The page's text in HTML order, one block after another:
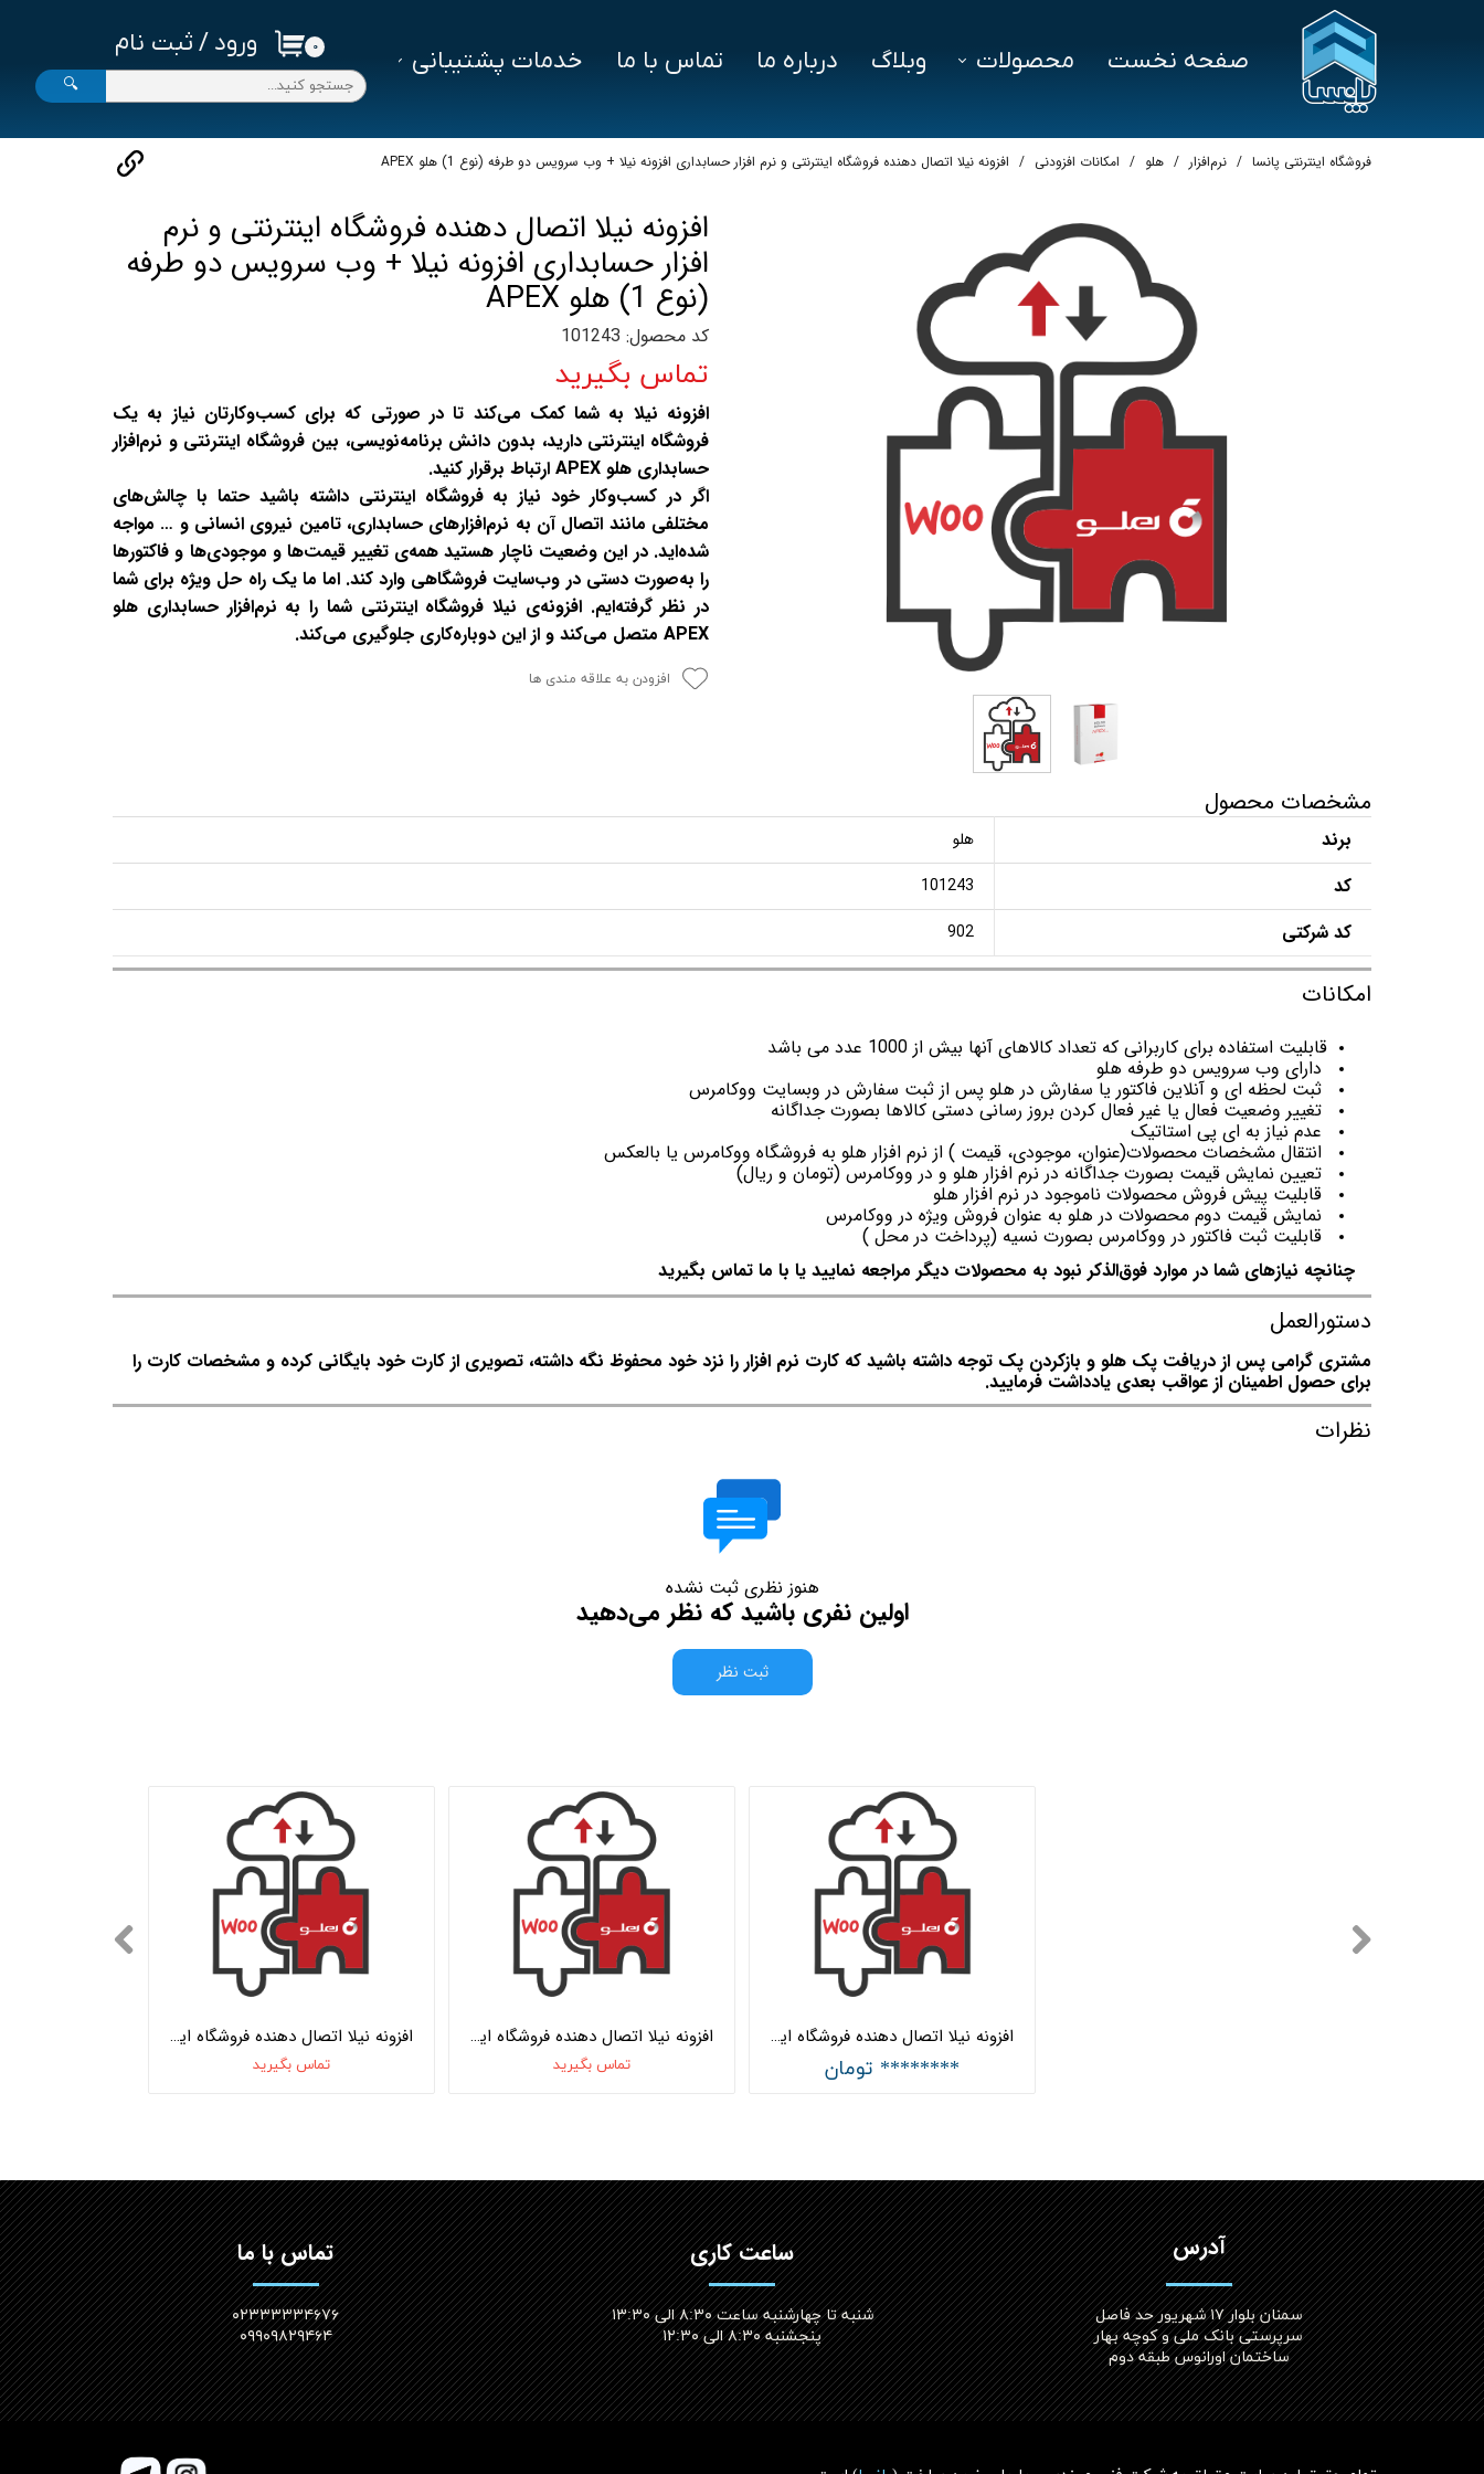
ورود / ثبت نام ۰
🔍
صفحه نخست
محصولات
علم و صنعت
بایامکس
تکین
هلو
پرشین ویژن
اسپاد
وبلاگ درباره ما تماس با ما
خدمات پشتیبانی
فروشگاه اینترنتی پانسا نرم‌افزار هلو امکانات افزودنی افزونه نیلا اتصال دهنده فروشگاه اینترنتی و نرم افزار حسابداری افزونه نیلا + وب سرویس دو طرفه (نوع 1) هلو APEX
افزونه نیلا اتصال دهنده فروشگاه اینترنتی و نرم
افزار حسابداری افزونه نیلا + وب سرویس دو طرفه
(نوع 1) هلو APEX
کد محصول: 101243
تماس بگیرید
افزونه نیلا به شما کمک می‌کند تا در صورتی که برای کسب‌وکارتان نیاز به یک
فروشگاه اینترنتی دارید، بدون دانش برنامه‌نویسی، بین فروشگاه اینترنتی و نرم‌افزار
حسابداری هلو APEX ارتباط برقرار کنید.
اگر در کسب‌وکار خود نیاز به فروشگاه اینترنتی داشته باشید حتما با چالش‌های
مختلفی مانند اتصال آن به نرم‌افزارهای حسابداری، تامین نیروی انسانی و … مواجه
شده‌اید. در این وضعیت ناچار هستید همه‌‌ی تغییر قیمت‌ها و موجودی‌ها و فاکتورها
را به‌صورت دستی در وب‌سایت فروشگاهی وارد کند. اما ما یک راه حل ویژه برای شما
در نظر گرفته‌ایم. افزونه‌ی نیلا فروشگاه اینترنتی شما را به نرم‌افزار حسابداری هلو
APEX متصل می‌کند و از این دوباره‌کاری جلوگیری می‌کند.
افزودن به علاقه مندی ها
مشخصات محصول
برند هلو
کد 101243
کد شرکتی 902
امکانات
قابلیت استفاده برای کاربرانی که تعداد کالاهای آنها بیش از 1000 عدد می باشد
دارای وب سرویس دو طرفه هلو
ثبت لحظه ای و آنلاین فاکتور یا سفارش در هلو پس از ثبت سفارش در وبسایت ووکامرس
تغییر وضعیت فعال یا غیر فعال کردن بروز رسانی دستی کالاها بصورت جداگانه
عدم نیاز به ای پی استاتیک
انتقال مشخصات محصولات(عنوان، موجودی، قیمت ) از نرم افزار هلو به فروشگاه ووکامرس یا بالعکس
تعیین نمایش قیمت بصورت جداگانه در نرم افزار هلو و در ووکامرس (تومان و ریال)
قابلیت پیش فروش محصولات ناموجود در نرم افزار هلو
نمایش قیمت دوم محصولات در هلو به عنوان فروش ویژه در ووکامرس
قابلیت ثبت فاکتور در ووکامرس بصورت نسیه (پرداخت در محل )
چنانچه نیازهای شما در موارد فوق‌الذکر نبود به محصولات دیگر مراجعه نمایید یا با ما تماس بگیرید
دستورالعمل
مشتری گرامی پس از دریافت پک هلو و بازکردن پک توجه داشته باشید که کارت نرم افزار را نزد خود محفوظ نگه داشته، تصویری از کارت خود بایگانی کرده و مشخصات کارت را
برای حصول اطمینان از عواقب بعدی یادداشت فرمایید.
نظرات
هنوز نظری ثبت نشده
اولین نفری باشید که نظر می‌دهید
ثبت نظر
افزونه نیلا اتصال دهنده فروشگاه اینترنتی و نرم افزار حسابداری افزونه نیلا + وب سرویس دو طرفه (نوع 2) هلو APEX
تماس بگیرید
افزونه نیلا اتصال دهنده فروشگاه اینترنتی و نرم افزار حسابداری افزونه نیلا + وب سرویس دو طرفه + ویژگی سطح بندی (نوع 1) هلو APEX
تماس بگیرید
افزونه نیلا اتصال دهنده فروشگاه اینترنتی و نرم افزار حسابداری افزونه نیلا + وب سرویس دو طرفه + ویژگی سطح بندی (نوع 2) هلو APEX
******** تومان
آدرس
سمنان بلوار ۱۷ شهریور حد فاصل
سرپرستی بانک ملی و کوچه بهار
ساختمان اورانوس طبقه دوم
ساعت کاری
شنبه تا چهارشنبه ساعت ۸:۳۰ الی ۱۳:۳۰
پنجشنبه ۸:۳۰ الی ۱۲:۳۰​​​​​​​
تماس با ما
۰۲۳۳۳۳۳۴۶۷۶
۰۹۹۰۹۸۲۹۴۶۴